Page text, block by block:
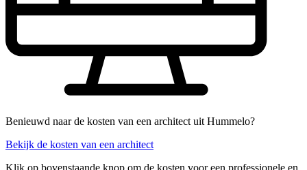
Benieuwd naar de kosten van een architect uit Hummelo?
Bekijk de kosten van een architect
Klik op bovenstaande knop om de kosten voor een professionele en